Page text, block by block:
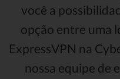
você a
opção entre uma
ExpressVPN na
nossa equipe de